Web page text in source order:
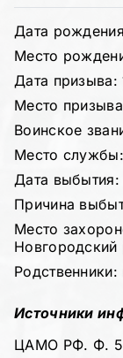
Дата
Место
Дата призыва:
Место
Воинское
Место
Дата выбытия:
Причина
Место
Источники
ЦАМО РФ. Ф.